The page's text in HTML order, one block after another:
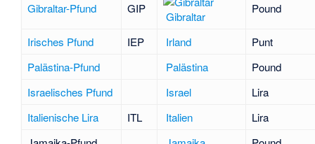
Gibraltar-Pfund GIP
Gibraltar
Pound
Irisches Pfund IEP Irland
Punt
Palästina-Pfund
Palästina
Pound
Israelisches Pfund
Israel
Lira
Italienische Lira
ITL Italien
Lira